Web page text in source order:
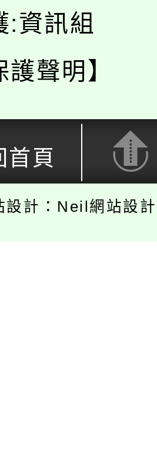
:資訊組
護聲明】
首頁
設計：Neil網站設